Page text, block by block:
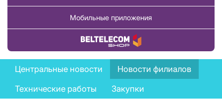
Мобильные приложения
Купить товар
News
menu
Центральные новости
Новости филиалов
Технические работы
Закупки